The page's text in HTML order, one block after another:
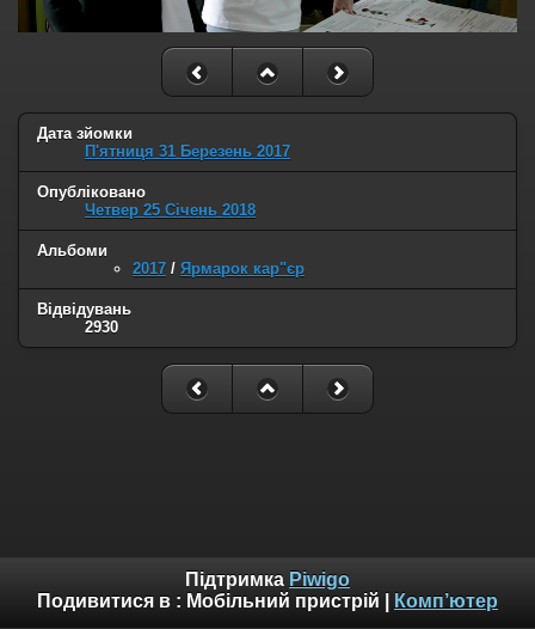
Дата зйомки
П'ятниця 31 Березень 2017
Опубліковано
Четвер 25 Січень 2018
Альбоми
2017 / Ярмарок кар"єр
Відвідувань
2930
Підтримка Piwigo
Подивитися в : Мобільний пристрій Комп’ютер